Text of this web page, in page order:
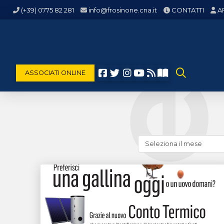
(+39) 0775 82 281 info@frosinone.cna.it CONTATTI
ASSOCIATI ONLINE
storico)